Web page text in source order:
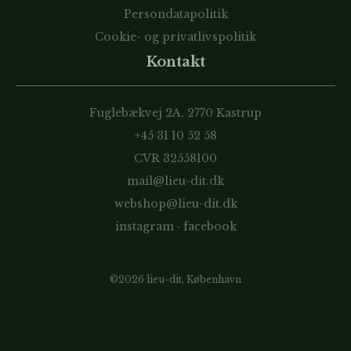
Persondatapolitik
Cookie- og privatlivspolitik
Kontakt
Fuglebækvej 2A, 2770 Kastrup
+45 31 10 52 58
CVR 32558100
mail@lieu-dit.dk
webshop@lieu-dit.dk
instagram· facebook
©2026 lieu-dit, København